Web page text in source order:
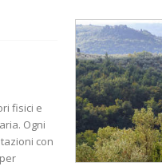
fisici e
Ogni
con